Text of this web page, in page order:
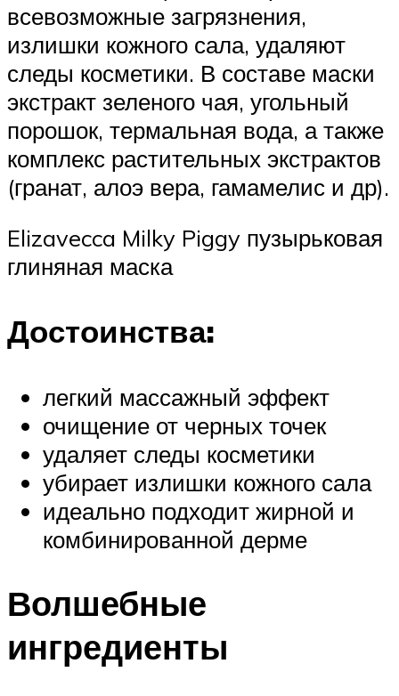
всевозможные загрязнения,
излишки кожного сала, удаляют
следы косметики. В составе маски
экстракт зеленого чая, угольный
порошок, термальная вода, а также
комплекс растительных экстрактов
(гранат, алоэ вера, гамамелис и др).
Elizavecca Milky Piggy пузырьковая
глиняная маска
Достоинства:
легкий массажный эффект
очищение от черных точек
удаляет следы косметики
убирает излишки кожного сала
идеально подходит жирной и
комбинированной дерме
Волшебные
ингредиенты